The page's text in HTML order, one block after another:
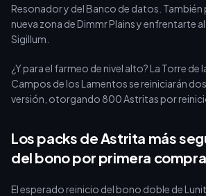
Resonador y del Banco de datos. También
nueva zona de Dimmr Plains y enfrentarte
Sigillum.
¿Y para el farmeo de nivel alto? La Torre de
Campos de los Lamentos se reiniciarán
versión, otorgando 800 Astritas por
Los packs de Astrita más
del bono por primera compra
El esperado reinicio del bono doble de